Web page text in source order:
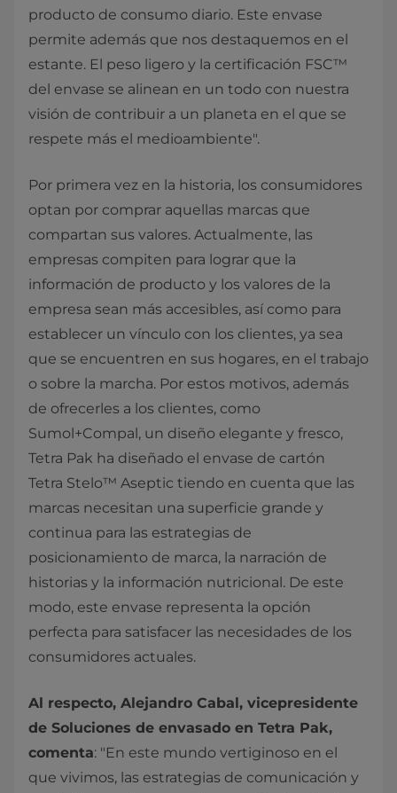
producto de consumo diario. Este envase
permite además que nos destaquemos en el
estante. El peso ligero y la certificación FSC™
del envase se alinean en un todo con nuestra
visión de contribuir a un planeta en el que se
respete más el medioambiente".
Por primera vez en la historia, los consumidores
optan por comprar aquellas marcas que
compartan sus valores. Actualmente, las
empresas compiten para lograr que la
información de producto y los valores de la
empresa sean más accesibles, así como para
establecer un vínculo con los clientes, ya sea
que se encuentren en sus hogares, en el trabajo
o sobre la marcha. Por estos motivos, además
de ofrecerles a los clientes, como
Sumol+Compal, un diseño elegante y fresco,
Tetra Pak ha diseñado el envase de cartón
Tetra Stelo™ Aseptic tiendo en cuenta que las
marcas necesitan una superficie grande y
continua para las estrategias de
posicionamiento de marca, la narración de
historias y la información nutricional. De este
modo, este envase representa la opción
perfecta para satisfacer las necesidades de los
consumidores actuales.
Al respecto, Alejandro Cabal, vicepresidente
de Soluciones de envasado en Tetra Pak,
comenta: "En este mundo vertiginoso en el
que vivimos, las estrategias de comunicación y